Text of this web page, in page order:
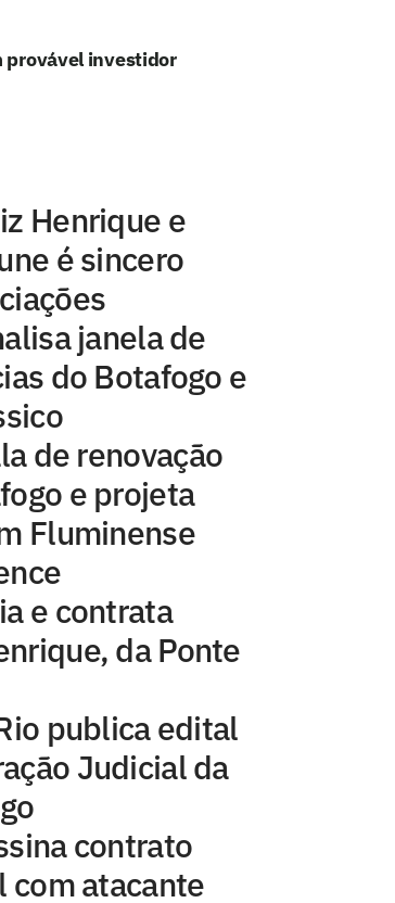
provável investidor
Henrique e
é sincero
janela de
do Botafogo e
de renovação
e projeta
Fluminense
e contrata
da Ponte
publica edital
Judicial da
contrato
com atacante